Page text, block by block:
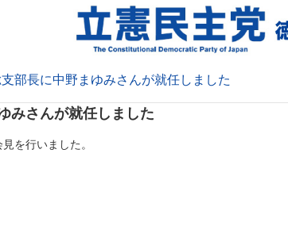
部長に中野まゆみさんが就任しました
みさんが就任しました
を行いました。